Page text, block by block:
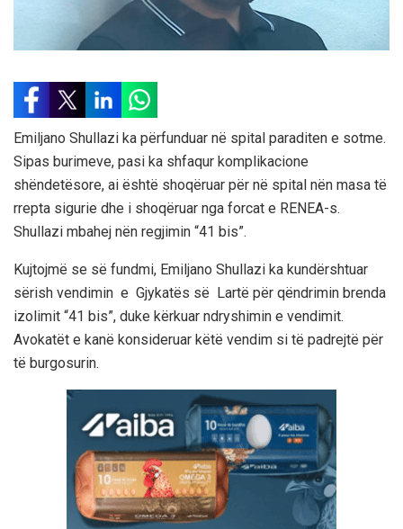
Emiljano Shullazi ka përfunduar në spital paraditen e sotme.
Sipas burimeve, pasi ka shfaqur komplikacione
shëndetësore, ai është shoqëruar për në spital nën masa të
rrepta sigurie dhe i shoqëruar nga forcat e RENEA-s.
Shullazi mbahej nën regjimin “41 bis”.
Kujtojmë se së fundmi, Emiljano Shullazi ka kundërshtuar
sërish vendimin e Gjykatës së Lartë për qëndrimin brenda
izolimit “41 bis”, duke kërkuar ndryshimin e vendimit.
Avokatët e kanë konsideruar këtë vendim si të padrejtë për
të burgosurin.